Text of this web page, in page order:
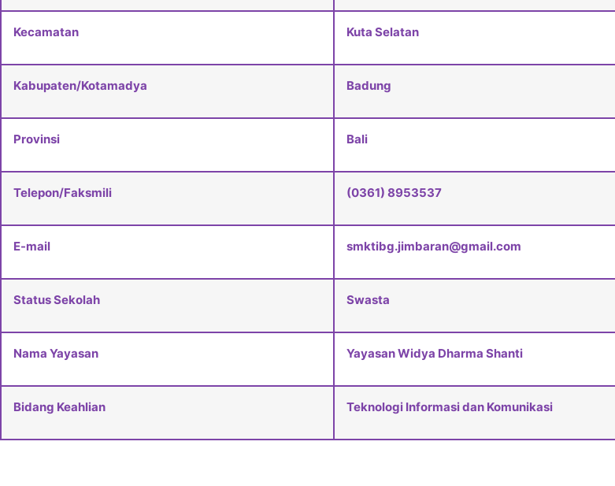
Kecamatan Kuta Selatan
Kabupaten/Kotamadya Badung
Provinsi Bali
Telepon/Faksmili (0361) 8953537
E-mail smktibg.jimbaran@gmail.com
Status Sekolah Swasta
Nama Yayasan Yayasan Widya Dharma Shanti
Bidang Keahlian Teknologi Informasi dan Komunikasi